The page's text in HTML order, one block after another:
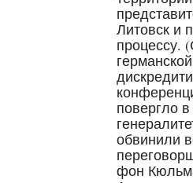
Литовск и
процессу.
повергло
обвинили
фон